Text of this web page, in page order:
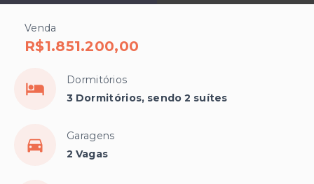
Venda
R$1.851.200,00
Dormitórios
3 Dormitórios, sendo 2 suítes
Garagens
2 Vagas